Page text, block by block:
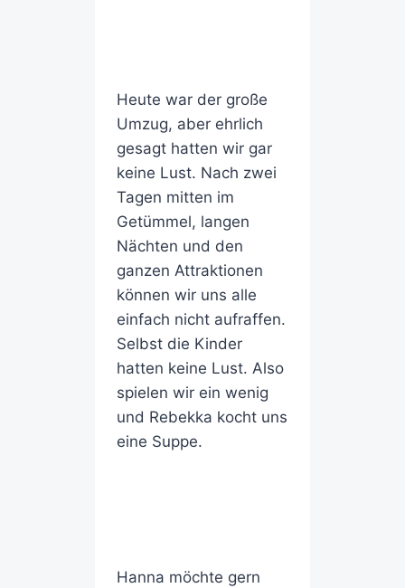
Heute war der große
Umzug, aber ehrlich
gesagt hatten wir gar
keine Lust. Nach zwei
Tagen mitten im
Getümmel, langen
Nächten und den
ganzen Attraktionen
können wir uns alle
einfach nicht aufraffen.
Selbst die Kinder
hatten keine Lust. Also
spielen wir ein wenig
und Rebekka kocht uns
eine Suppe.
Hanna möchte gern